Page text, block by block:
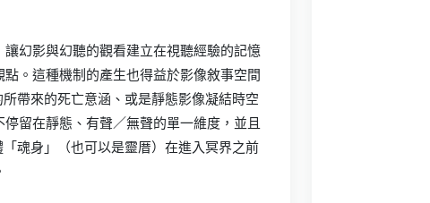
幻影與幻聽的觀看建立在視聽經驗的記憶
。這種機制的產生也得益於影像敘事空間
帶來的死亡意涵、或是靜態影像凝結時空
留在靜態、有聲／無聲的單一維度，並且
魂身」（也可以是靈厝）在進入冥界之前